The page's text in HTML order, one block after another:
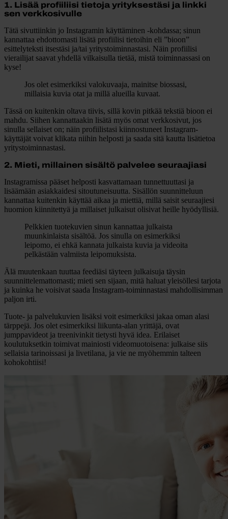
1. Lisää profiiliisi tietoja yrityksestäsi ja linkki
sen verkkosivulle
Tätä sivuttiinkin jo Instagramin käyttäminen -kohdassa; sinun
kannattaa ehdottomasti lisätä profiilisi tietoihin eli ”bioon”
esittelyteksti itsestäsi ja/tai yritystoiminnastasi. Näin profiilisi
vierailijat saavat yhdellä vilkaisulla tietää, mistä toiminnassasi on
kyse!
Jos olet esimerkiksi valokuvaaja, mainitse biossasi,
millaisia kuvia otat ja millä alueilla kuvaat.
Tässä on kuitenkin oltava tiivis, sillä kovin pitkää tekstiä bioon ei
mahdu. Siihen kannattaakin lisätä myös omat verkkosivut, jos
sinulla sellaiset on; näin profiilistasi kiinnostuneet Instagram-
käyttäjät voivat klikata niihin helposti ja saada sitä kautta lisätietoa
yritystoiminnastasi.
2. Mieti, millainen sisältö palvelee seuraajiasi
Instagramissa pääset helposti kasvattamaan tunnettuuttasi ja
lisäämään asiakkaidesi sitoutuneisuutta. Sisällön suunnitteluun
kannattaa kuitenkin käyttää aikaa ja miettiä, millä saisit seuraajiesi
huomion kiinnitettyä ja millaiset julkaisut olisivat heille hyödyllisiä.
Pelkkien tuotekuvien sinun kannattaa julkaista
muunkinlaista sisältöä. Jos sinulla on esimerkiksi
leipomo, ei ehkä kannata julkaista kuvia ja videoita
pelkästään valmiista leipomuksista.
Älä muutenkaan tuuttaa feediäsi täyteen julkaisuja täysin
suunnittelemattomasti; mieti sen sijaan, mitä haluat yleisöllesi tarjota
ja kuinka he voisivat saada Instagram-toiminnastasi mahdollisimman
paljon irti.
Tuote- ja palvelukuvien lisäksi voit esimerkiksi jakaa oman alasi
tärppejä. Jos olet esimerkiksi liikunta-alan yrittäjä, ovat
jumppavideot ja treenivinkit tietysti hyvä idea. Erilaiset
koulutuksetkin toimivat mainiosti videomuotoisena: julkaise siis
sellaisia tarinoissasi ja livetilana, ja vie ne myöhemmin talteen
kohokohtiisi!